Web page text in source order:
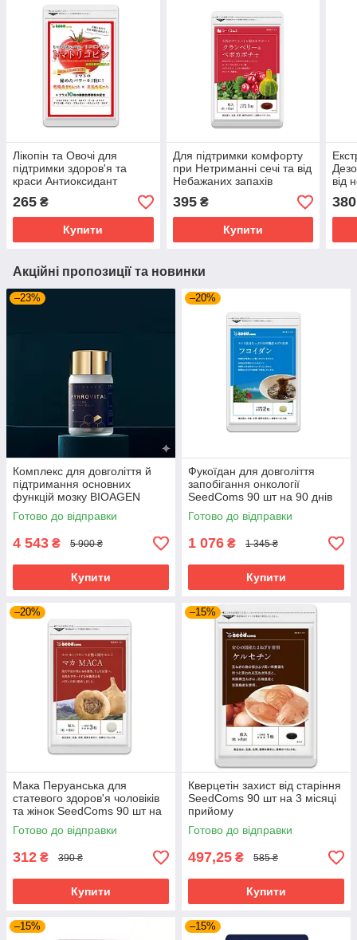
Лікопін та Овочі для
підтримки здоров'я та
краси Антиоксидант
Seedcoms 30 капсул на 1
місяць прийому
265 ₴
Купити
Для підтримки комфорту
при Нетриманні сечі та від
Небажаних запахів
гарбуза Орнітин
SeedComs 30 шт на 1
395₴
Купити
від
380
Акційні пропозиції та новинки
–23%
Комплекс для довголіття й
підтримання основних
функцій мозку BIOAGEN
PYRROVITAL NMN 60 капсул
на 30 днів приймання
Готово до відправки
4 543 ₴ 5 900 ₴
Купити
–20%
Фукоїдан для довголіття
запобігання онкології
SeedComs 90 шт на 90 днів
Готово до відправки
1 076 ₴ 1 345 ₴
Купити
–20%
Мака Перуанська для
статевого здоров'я чоловіків
та жінок SeedComs 90 шт на
1 місяць прийому
Готово до відправки
312 ₴ 390 ₴
Купити
–15%
Кверцетін захист від старіння
SeedComs 90 шт на 3 місяці
прийому
Готово до відправки
497,25 ₴ 585 ₴
Купити
–15% –15%